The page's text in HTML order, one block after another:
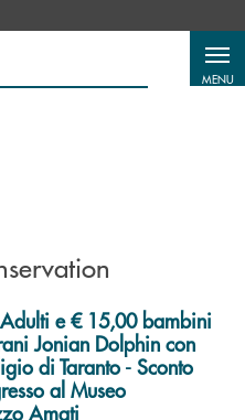
MENU
e € 15,00 bambini
Jonian Dolphin con
di Taranto - Sconto
al Museo
Amati